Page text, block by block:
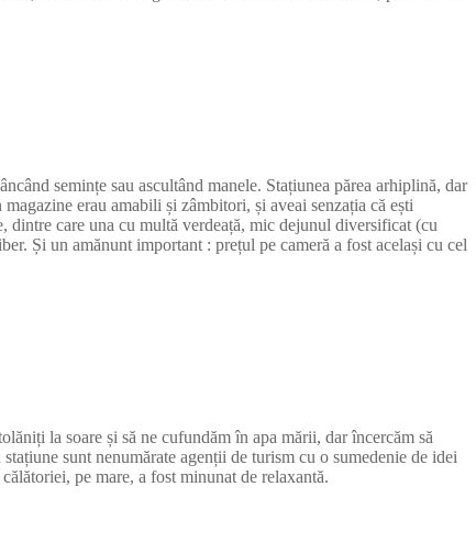
semințe sau ascultând manele. Stațiunea părea arhiplină, dar
erau amabili și zâmbitori, și aveai senzația că ești
dintre care una cu multă verdeață, mic dejunul diversificat (cu
Și un amănunt important : prețul pe cameră a fost același cu cel
la soare și să ne cufundăm în apa mării, dar încercăm să
sunt nenumărate agenții de turism cu o sumedenie de idei
pe mare, a fost minunat de relaxantă.